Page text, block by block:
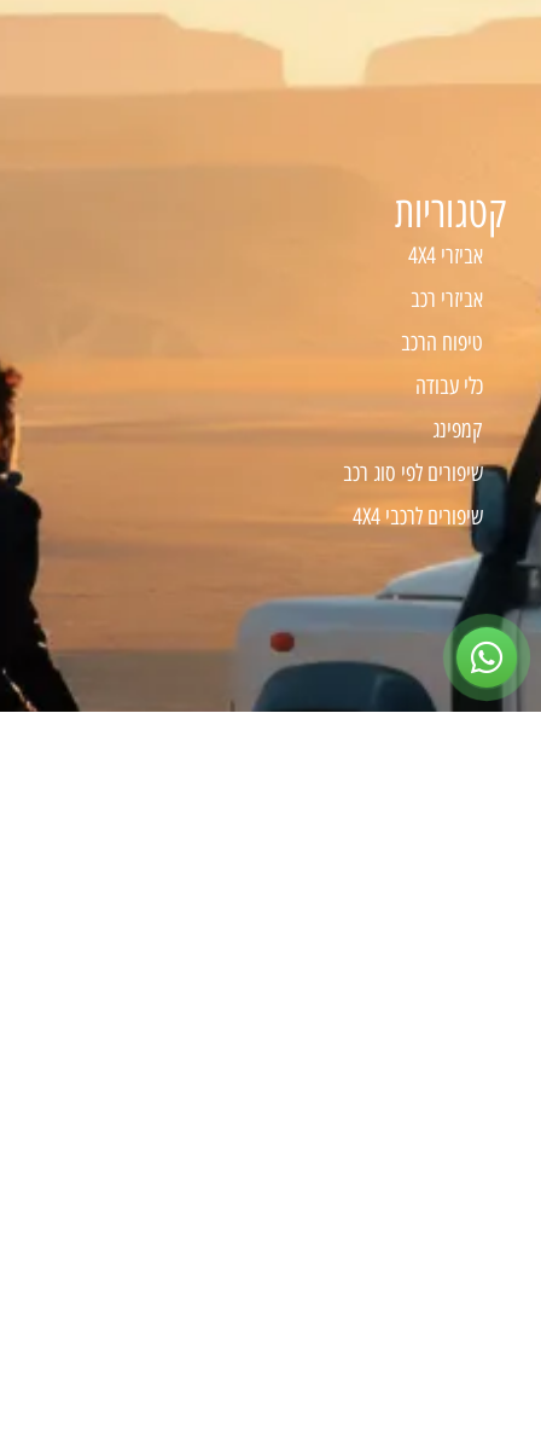
קטגוריות
אביזרי 4X4
אביזרי רכב
טיפוח הרכב
כלי עבודה
קמפינג
שיפורים לפי סוג רכב
שיפורים לרכבי 4X4